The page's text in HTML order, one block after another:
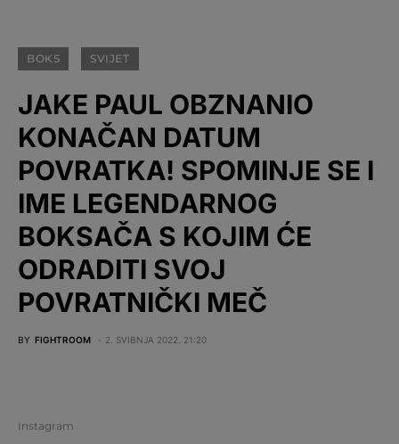
BOKS SVIJET
JAKE PAUL OBZNANIO
KONAČAN DATUM
POVRATKA! SPOMINJE SE I
IME LEGENDARNOG
BOKSAČA S KOJIM ĆE
ODRADITI SVOJ
POVRATNIČKI MEČ
BY FIGHTROOM 2. SVIBNJA 2022. 21:20
Instagram